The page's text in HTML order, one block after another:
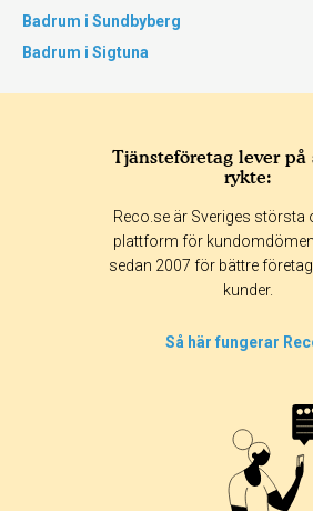
Badrum i Sundbyberg
Badrum i Sigtuna
Tjänsteföretag lever på
rykte:
Reco.se är Sveriges största
plattform för
sedan 2007 för bättre
kunder.
Så här fungerar